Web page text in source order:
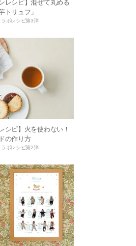
レシピ】混ぜて丸める
トリュフ」
ボレシピ第3弾
シピ】火を使わない！
の作り方
ボレシピ第2弾